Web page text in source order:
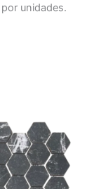
unidades.